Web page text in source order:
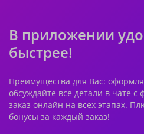
В приложении
быстрее!
Преимущества для Вас:
обсуждайте все детали в чате
заказ онлайн на всех этапах.
бонусы за каждый заказ!